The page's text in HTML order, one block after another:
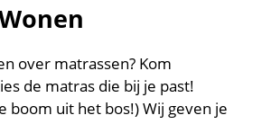
over matrassen? Kom
de matras die bij je past!
boom uit het bos!) Wij geven je